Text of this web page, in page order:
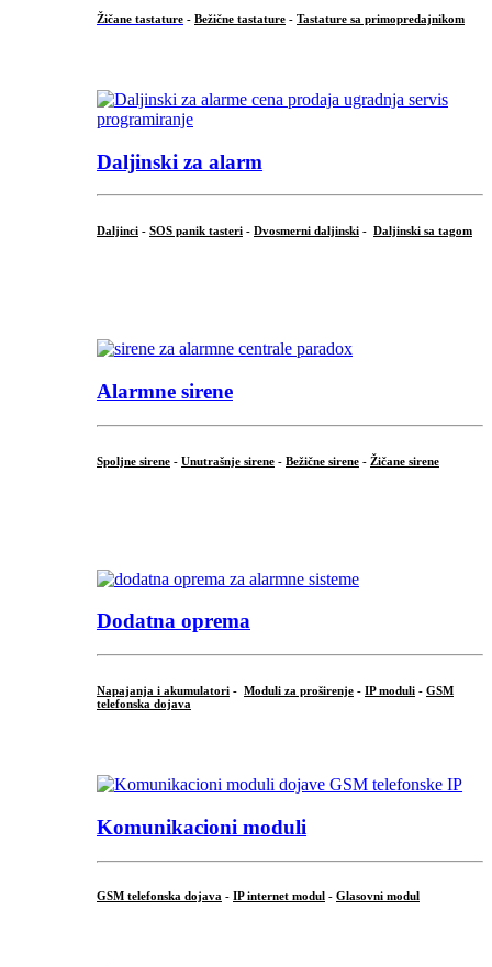
Žičane tastature - Bežične tastature - Tastature sa primopredajnikom
Daljinski za alarm
Daljinci - SOS panik tasteri - Dvosmerni daljinski - Daljinski sa tagom
Alarmne sirene
Spoljne sirene - Unutrašnje sirene - Bežične sirene - Žičane sirene
Dodatna oprema
Napajanja i akumulatori - Moduli za proširenje - IP moduli - GSM
telefonska dojava
Komunikacioni moduli
GSM telefonska dojava - IP internet modul - Glasovni modul